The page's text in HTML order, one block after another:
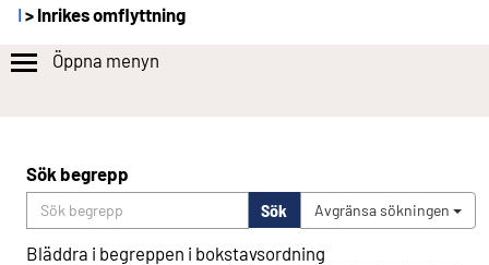
I > Inrikes omflyttning
Öppna menyn
Sök begrepp
Sök Avgränsa sökningen
Bläddra i begreppen i bokstavsordning